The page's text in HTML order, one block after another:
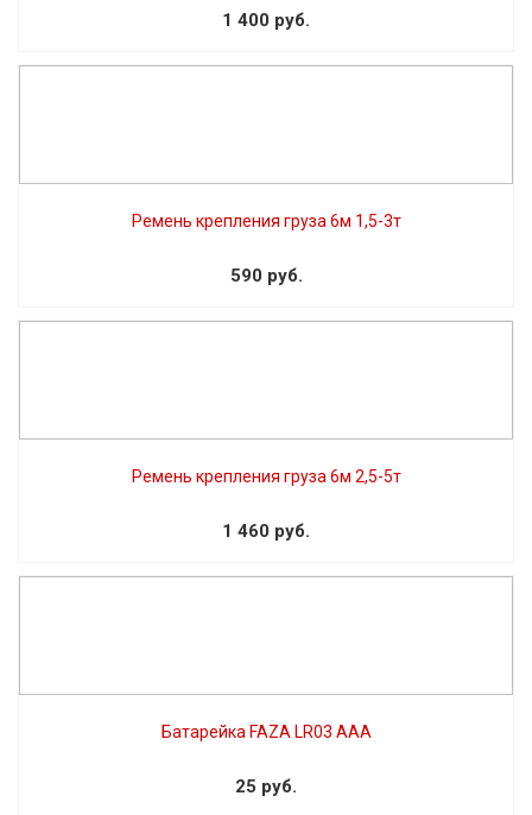
1 400 руб.
Ремень крепления груза 6м 1,5-3т
590 руб.
Ремень крепления груза 6м 2,5-5т
1 460 руб.
Батарейка FAZA LR03 AAA
25 руб.